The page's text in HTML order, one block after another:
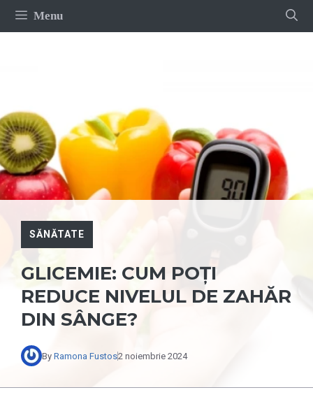
Sari
Menu
SĂNĂTATE
GLICEMIE: CUM POȚI
REDUCE NIVELUL DE ZAHĂR
DIN SÂNGE?
By Ramona Fustos2 noiembrie 2024